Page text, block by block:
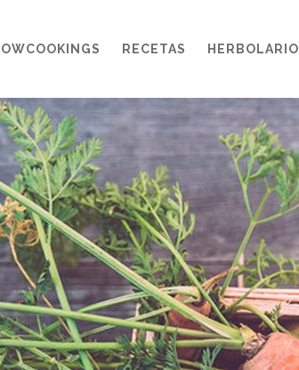
RECETAS HERBOLARIO